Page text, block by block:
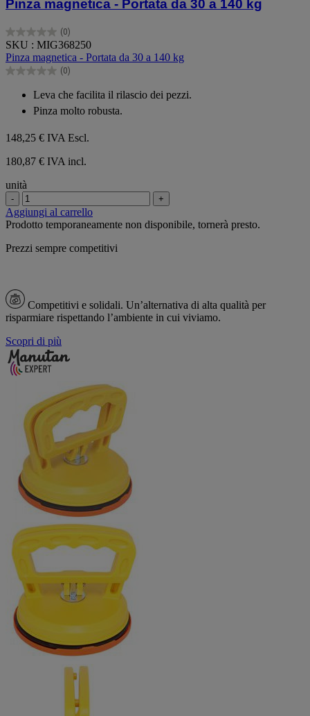
Pinza magnetica - Portata da 30 a 140 kg
(0)
0.0
su
5
stelle.
SKU : MIG368250
Pinza magnetica - Portata da 30 a 140 kg
(0)
0.0
stelle.
Leva che facilita il rilascio dei pezzi.
Pinza molto robusta.
148,25 € IVA Escl.
180,87 € IVA incl.
unità
- +
Aggiungi al carrello
Prodotto temporaneamente non disponibile, tornerà presto.
Prezzi sempre competitivi
Competitivi e solidali. Un’alternativa di alta qualità per
risparmiare rispettando l’ambiente in cui viviamo.
Scopri di più